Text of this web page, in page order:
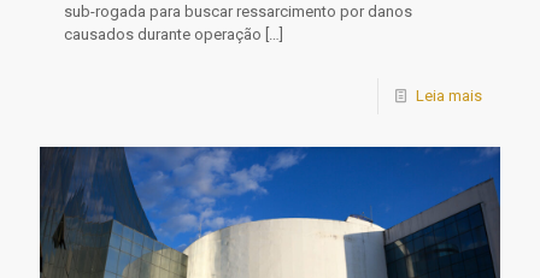
sub-rogada para buscar ressarcimento por danos
causados durante operação […]
Leia mais